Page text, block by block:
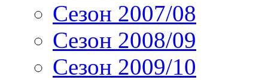
Сезон 2007/08
Сезон 2008/09
Сезон 2009/10